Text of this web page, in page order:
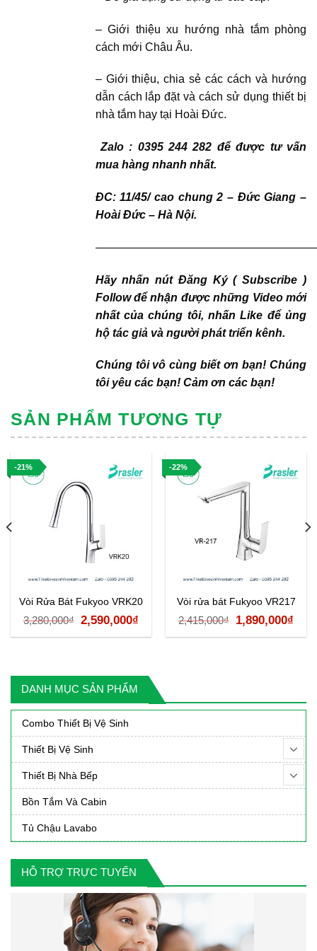
DANH MỤC SẢN PHẨM
Combo Thiết Bị Vệ Sinh
Thiết Bị Vệ Sinh
Thiết Bị Nhà Bếp
Bồn Tắm Và Cabin
Tủ Chậu Lavabo
HỖ TRỢ TRỰC TUYẾN
– Giới thiệu xu hướng nhà tắm phòng
cách mới Châu Âu.
– Giới thiệu, chia sẻ các cách và hướng
dẫn cách lắp đặt và cách sử dụng thiết bị
nhà tắm hay tại Hoài Đức.
Zalo : 0395 244 282 để được tư vấn
mua hàng nhanh nhất.
ĐC: 11/45/ cao chung 2 – Đức Giang –
Hoài Đức – Hà Nội.
Hãy nhấn nút Đăng Ký ( Subscribe )
Follow để nhận được những Video mới
nhất của chúng tôi, nhấn Like để ủng
hộ tác giả và người phát triển kênh.
Chúng tôi vô cùng biết ơn bạn! Chúng
tôi yêu các bạn! Cảm ơn các bạn!
SẢN PHẨM TƯƠNG TỰ
-21%
Vòi Rửa Bát Fukyoo VRK20
3,280,000₫ Giá
gốc
3,280,000₫.
2,590,000₫
hiện
là:
2,590,000₫.
-22%
Vòi rửa bát Fukyoo VR217
2,415,000₫
Giá
gốc
1,890,000₫
hiện